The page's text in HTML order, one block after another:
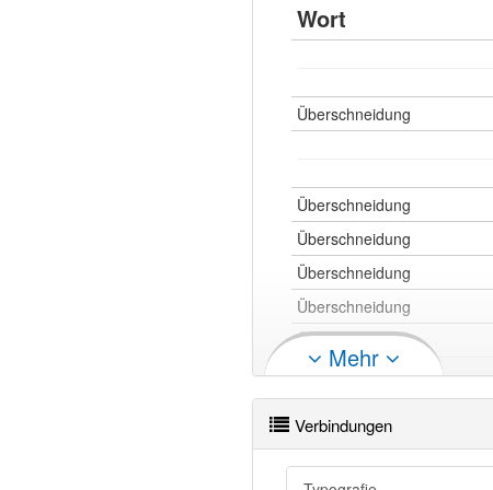
Wort
Überschneidung
Überschneidung
Überschneidung
Überschneidung
Überschneidung
Überschneidung
Überschneidung
Überschneidung openthesaurus
Mehr
Verbindungen